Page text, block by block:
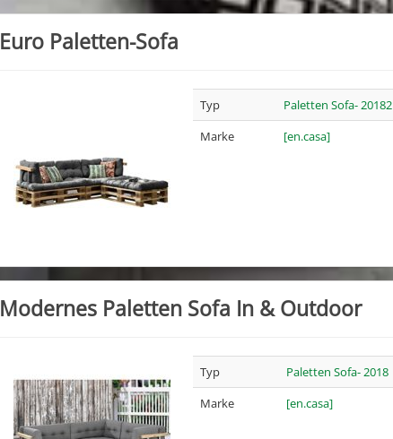
Euro Paletten-Sofa
Typ
Paletten Sofa- 20182
Marke
[en.casa]
Modernes Paletten Sofa In & Outdoor
Typ
Paletten Sofa- 2018
Marke
[en.casa]